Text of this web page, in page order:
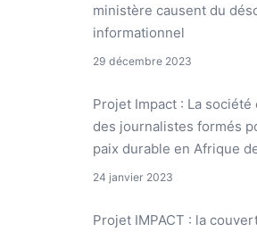
ministère causent du
informationnel
29 décembre 2023
Projet Impact : La société
des journalistes formés
paix durable en Afrique
24 janvier 2023
Projet IMPACT : la